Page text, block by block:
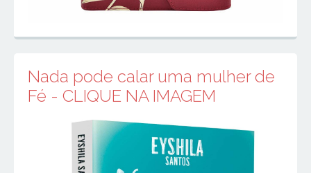
Nada pode calar uma mulher de
Fé - CLIQUE NA IMAGEM